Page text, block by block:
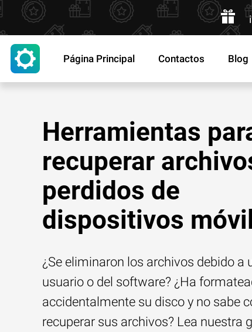
Página Principal Contactos Blog
Herramientas
recuperar
perdidos de
dispositivos
¿Se eliminaron los archivos debido a
usuario o del software? ¿Ha
accidentalmente su disco y no sabe
recuperar sus archivos? Lea nuestra